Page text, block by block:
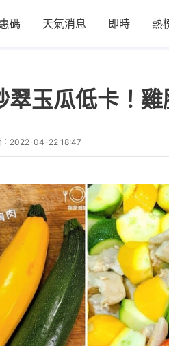
碼 天氣消息 即時 熱
翠玉瓜低卡！
2022-04-22 18:47